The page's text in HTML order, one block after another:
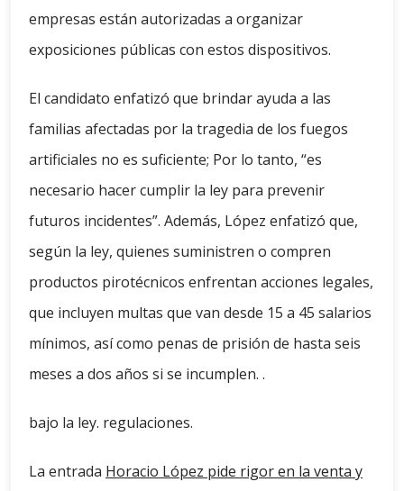
empresas están autorizadas a organizar
exposiciones públicas con estos dispositivos.
El candidato enfatizó que brindar ayuda a las
familias afectadas por la tragedia de los fuegos
artificiales no es suficiente; Por lo tanto, “es
necesario hacer cumplir la ley para prevenir
futuros incidentes”. Además, López enfatizó que,
según la ley, quienes suministren o compren
productos pirotécnicos enfrentan acciones legales,
que incluyen multas que van desde 15 a 45 salarios
mínimos, así como penas de prisión de hasta seis
meses a dos años si se incumplen. .
bajo la ley. regulaciones.
La entrada Horacio López pide rigor en la venta y